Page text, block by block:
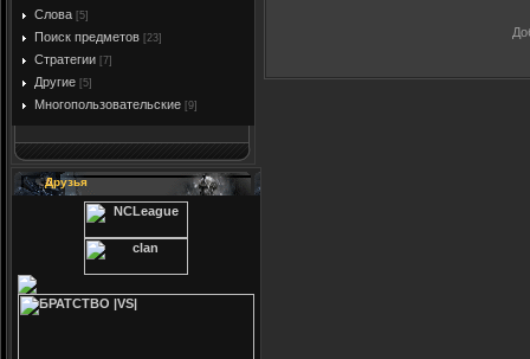
Слова [5]
Поиск предметов [23]
Стратегии [7]
Другие [5]
Многопользовательские [9]
Друзья